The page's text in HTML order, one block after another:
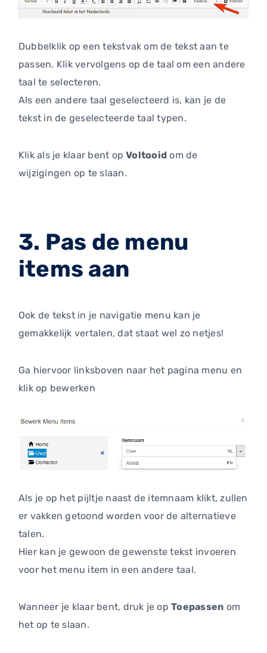
Dubbelklik op een tekstvak om de tekst aan te
passen. Klik vervolgens op de taal om een andere
taal te selecteren.
Als een andere taal geselecteerd is, kan je de
tekst in de geselecteerde taal typen.
Klik als je klaar bent opVoltooid om de
wijzigingen op te slaan.
3. Pas de menu
items aan
Ook de tekst in je navigatie menu kan je
gemakkelijk vertalen, dat staat wel zo netjes!
Ga hiervoor linksboven naar het pagina menu en
klik op bewerken
Als je op het pijltje naast de itemnaam klikt, zullen
er vakken getoond worden voor de alternatieve
talen.
Hier kan je gewoon de gewenste tekst invoeren
voor het menu item in een andere taal.
Wanneer je klaar bent, druk je opToepassen om
het op te slaan.